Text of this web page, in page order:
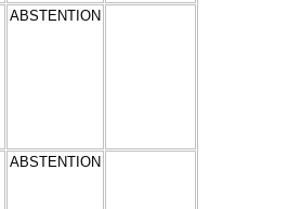
ABSTENTION
ABSTENTION